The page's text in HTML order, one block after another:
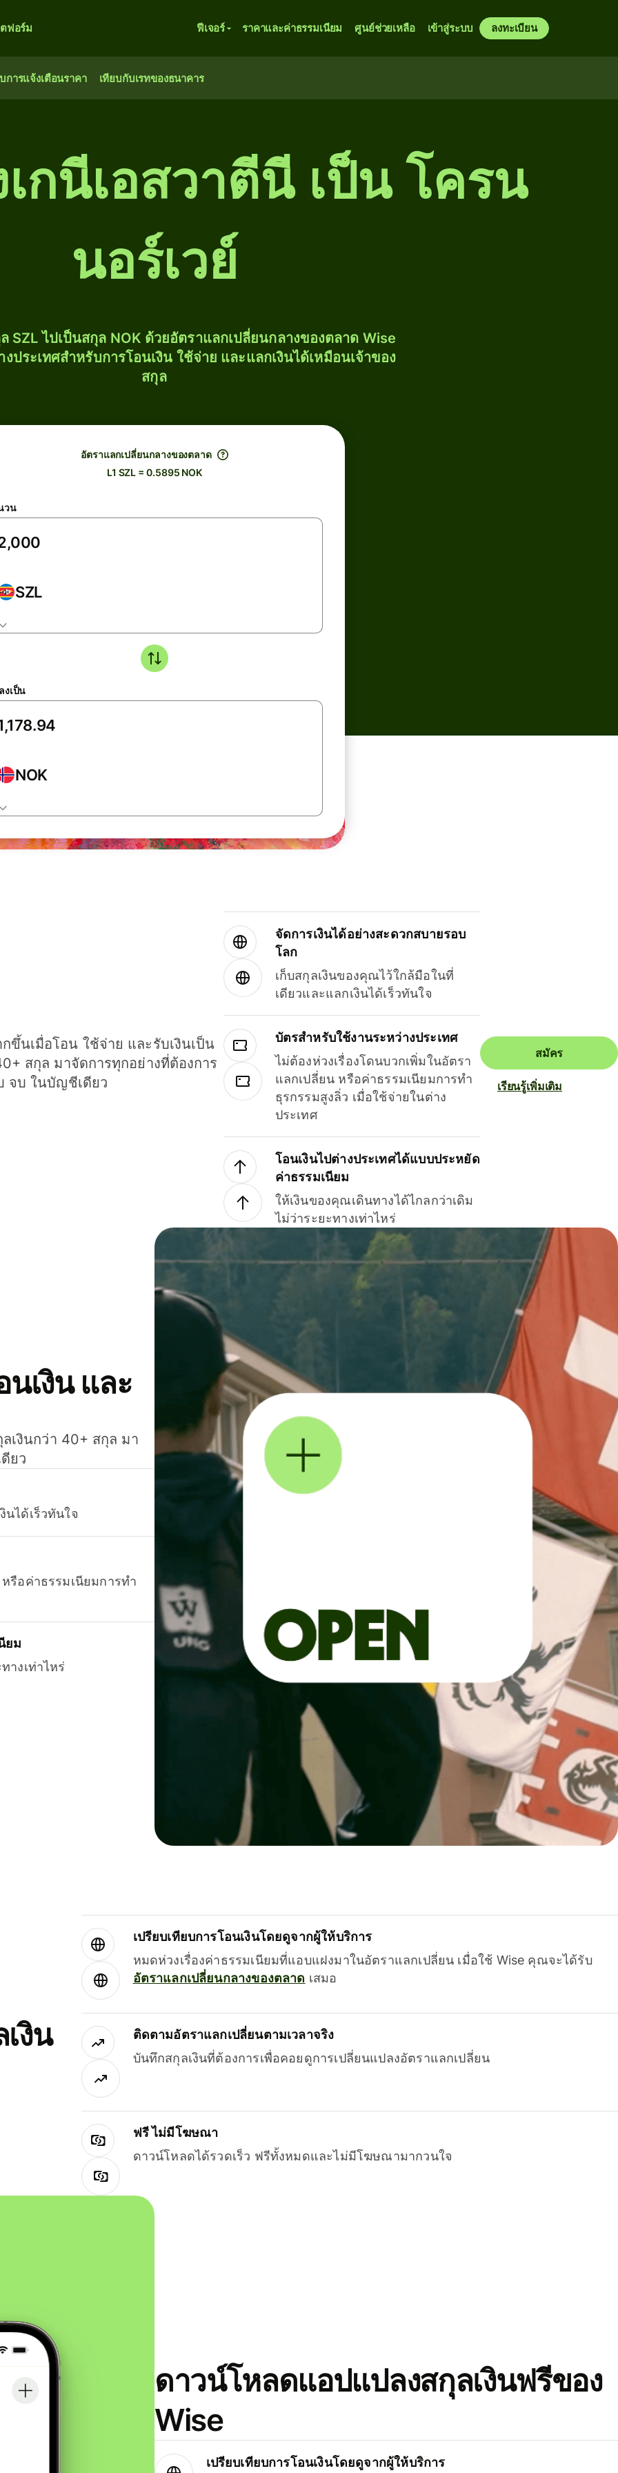
ฟอร์ม ฟีเจอร์ ราคาและค่าธรรมเนียม ศูนย์ช่วยเหลือ เข้าสู่ระบบ ลงทะเบียน
การแจ้งเตือนราคา เทียบกับเรทของธนาคาร
กนีเอสวาตีนี เป็น โครน
นอร์เวย์
SZL ไปเป็นสกุล NOK ด้วยอัตราแลกเปลี่ยนกลางของตลาด Wise
ประเทศสำหรับการโอนเงิน ใช้จ่าย และแลกเงินได้เหมือนเจ้าของ
สกุล
อัตราแลกเปลี่ยนกลางของตลาด
L1 SZL = 0.5895 NOK
วน
SZL
งเป็น
NOK
ขึ้นเมื่อโอน ใช้จ่าย และรับเงินเป็น
สกุล มาจัดการทุกอย่างที่ต้องการ
จบ ในบัญชีเดียว
จัดการเงินได้อย่างสะดวกสบายรอบ
โลก
เก็บสกุลเงินของคุณไว้ใกล้มือในที่
เดียวและแลกเงินได้เร็วทันใจ
บัตรสำหรับใช้งานระหว่างประเทศ
ไม่ต้องห่วงเรื่องโดนบวกเพิ่มในอัตรา
แลกเปลี่ยน หรือค่าธรรมเนียมการทำ
ธุรกรรมสูงลิ่ว เมื่อใช้จ่ายในต่าง
ประเทศ
โอนเงินไปต่างประเทศได้แบบประหยัด
ค่าธรรมเนียม
ให้เงินของคุณเดินทางได้ไกลกว่าเดิม
ไม่ว่าระยะทางเท่าไหร่
สมัคร
เรียนรู้เพิ่มเติม
เงิน และ
เงินกว่า 40+ สกุล มา
ยว
นได้เร็วทันใจ
รือค่าธรรมเนียมการทำ
ยม
างเท่าไหร่
งิน
เปรียบเทียบการโอนเงินโดยดูจากผู้ให้บริการ
หมดห่วงเรื่องค่าธรรมเนียมที่แอบแฝงมาในอัตราแลกเปลี่ยน เมื่อใช้ Wise คุณจะได้รับ
อัตราแลกเปลี่ยนกลางของตลาด เสมอ
ติดตามอัตราแลกเปลี่ยนตามเวลาจริง
บันทึกสกุลเงินที่ต้องการเพื่อคอยดูการเปลี่ยนแปลงอัตราแลกเปลี่ยน
ฟรี ไม่มีโฆษณา
ดาวน์โหลดได้รวดเร็ว ฟรีทั้งหมดและไม่มีโฆษณามากวนใจ
ดาวน์โหลดแอปแปลงสกุลเงินฟรีของ
Wise
เปรียบเทียบการโอนเงินโดยดูจากผู้ให้บริการ